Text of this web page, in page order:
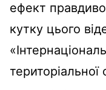
ефект
кутку цього